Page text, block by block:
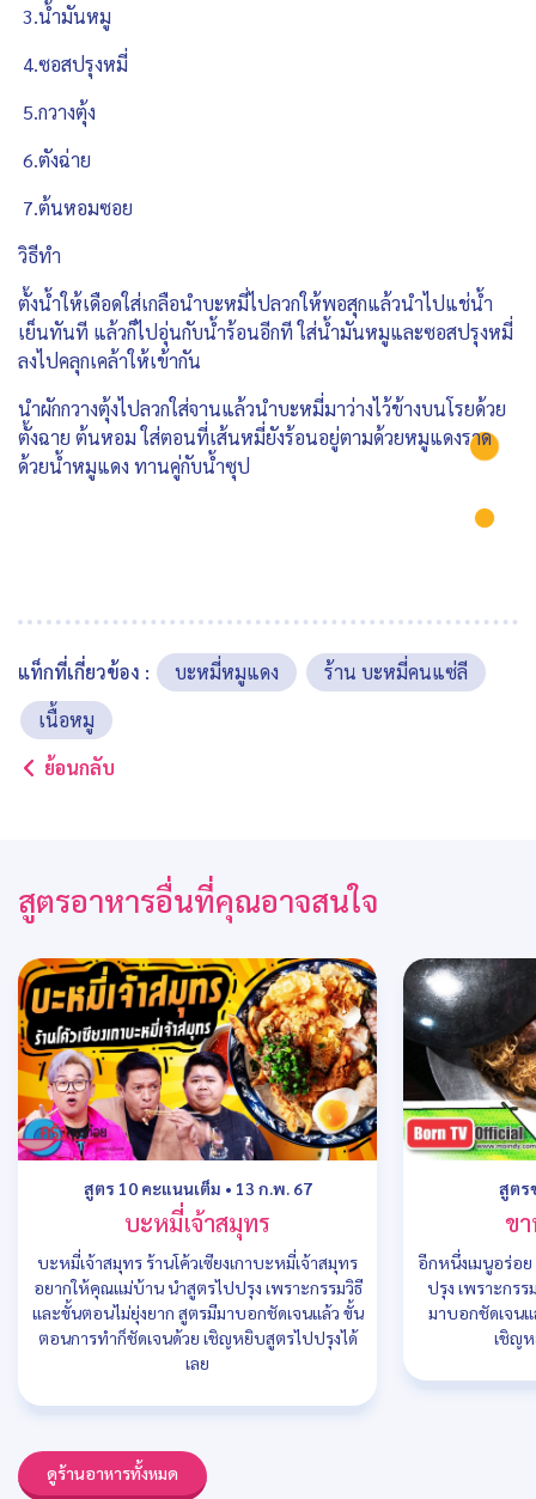
3.น้ำมันหมู
4.ซอสปรุงหมี่
5.กวางตุ้ง
6.ตังฉ่าย
7.ต้นหอมซอย
วิธีทำ
ตั้งน้ำให้เดือดใส่เกลือนำบะหมี่ไปลวกให้พอสุกแล้วนำไปแช่น้ำ
เย็นทันที แล้วก็ไปอุ่นกับน้ำร้อนอีกที ใส่น้ำมันหมูและซอสปรุงหมี่
ลงไปคลุกเคล้าให้เข้ากัน
นำผักกวางตุ้งไปลวกใส่จานแล้วนำบะหมี่มาว่างไว้ข้างบนโรยด้วย
ตั้งฉาย ต้นหอม ใส่ตอนที่เส้นหมี่ยังร้อนอยู่ตามด้วยหมูแดงราด
ด้วยน้ำหมูแดง ทานคู่กับน้ำซุป
แท็กที่เกี่ยวข้อง : บะหมี่หมูแดง
ร้าน บะหมี่คนแซ่ลี
เนื้อหมู
ย้อนกลับ
สูตรอาหารอื่นที่คุณอาจสนใจ
สูตร 10 คะแนนเต็ม • 13 ก.พ. 67
บะหมี่เจ้าสมุทร
บะหมี่เจ้าสมุทร ร้านโค้วเซียงเกาบะหมี่เจ้าสมุทร
อยากให้คุณแม่บ้าน นำสูตรไปปรุง เพราะกรรมวิธี
และขั้นตอนไม่ยุ่งยาก สูตรมีมาบอกชัดเจนแล้ว ขั้น
ตอนการทำก็ชัดเจนด้วย เชิญหยิบสูตรไปปรุงได้
เลย
สูตร
ข
อีกหนึ่งเมนูอร่อ
ปรุง เพราะกร
มาบอกชัดเจน
เชิญห
ดูร้านอาหารทั้งหมด